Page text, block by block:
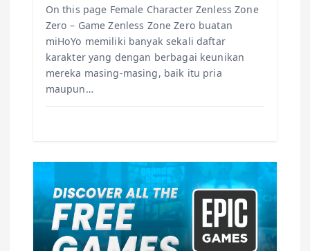
On this page Female Character Zenless Zone
Zero – Game Zenless Zone Zero buatan
miHoYo memiliki banyak sekali daftar
karakter yang dengan berbagai keunikan
mereka masing-masing, baik itu pria
maupun…